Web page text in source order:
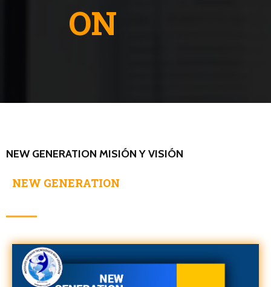
ON
NEW GENERATION MISIÓN Y VISIÓN
NEW GENERATION